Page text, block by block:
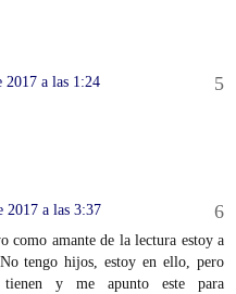
2017 a las 1:24
2017 a las 3:37
como amante de la lectura estoy a
tengo hijos, estoy en ello, pero
y me apunto este para